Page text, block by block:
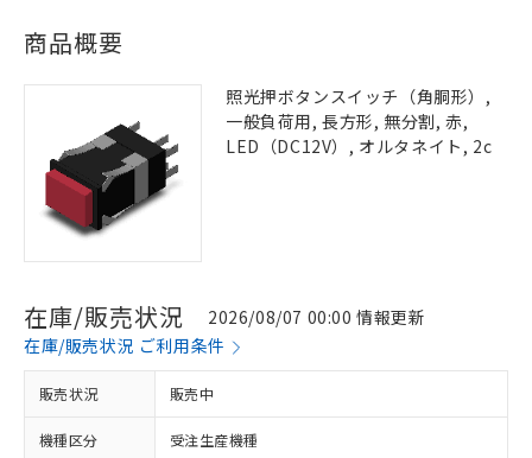
商品概要
照光押ボタンスイッチ（角胴形）,
一般負荷用, 長方形, 無分割, 赤,
LED（DC12V）, オルタネイト, 2c
在庫/販売状況
2026/08/07 00:00 情報更新
在庫/販売状況 ご利用条件
販売状況 販売中
機種区分 受注生産機種